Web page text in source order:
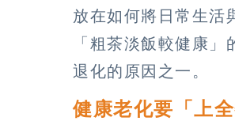
放在如何將日常生活
「粗茶淡飯較健康
退化的原因之一。
健康老化要「上